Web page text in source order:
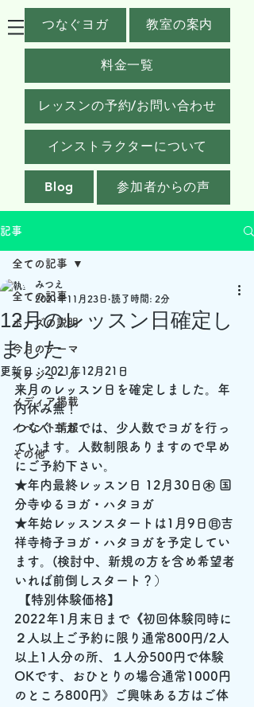
つなぐヨガ 教室の案内
料金一覧
レッスンの予約/お問い合わせ
インストラクターについて
Blog 参加者からの声
記事
全ての記事
ポーズの説明
今月のテーマ
スケジュール
メディア掲載
イベント情報
その他
全ての記事
12月のレッスン日確定し
ました
みつえ
2021年11月23日 読了時間: 2分
更新日：2021年12月21日
来月のレッスン日を確定しました。年
内休み無！
つなぐヨガでは、少人数でヨガを行っ
ています。人数制限ありますので早め
にご予約下さい。
★年内最終レッスン日 12月30日㊍ 国
分寺ゆるヨガ・ハタヨガ
★年始レッスンスタートは1月9日㊐吉
祥寺椅子ヨガ・ハタヨガを予定してい
ます。(検討中、新規の方を含め希望者
いれば前倒しスタート？）
【特別体験価格】
2022年1月末日まで《初回体験同時に
２人以上ご予約に限り通常800円/2人
以上1人分の所、１人分500円で体験
OKです、
おひとりの場合通常1000円
のところ800円》
ご興味ある方はご体